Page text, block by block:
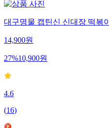
대구명물 캡틴신 신대장 떡볶
14,900원
27%10,900원
4.6
(16)